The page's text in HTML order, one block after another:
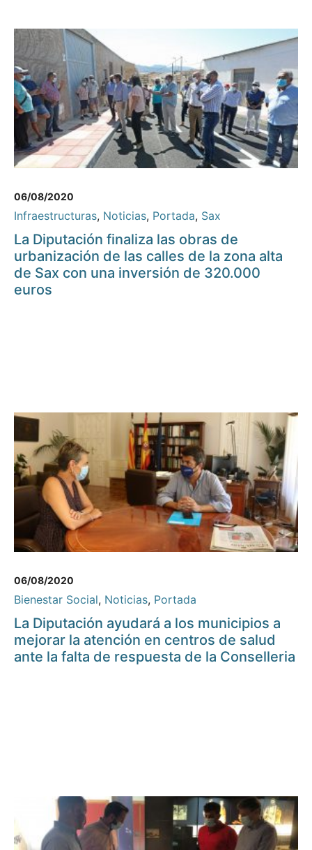
06/08/2020
Infraestructuras, Noticias, Portada, Sax
La Diputación finaliza las obras de
urbanización de las calles de la zona alta
de Sax con una inversión de 320.000
euros
06/08/2020
Bienestar Social, Noticias, Portada
La Diputación ayudará a los municipios a
mejorar la atención en centros de salud
ante la falta de respuesta de la Conselleria